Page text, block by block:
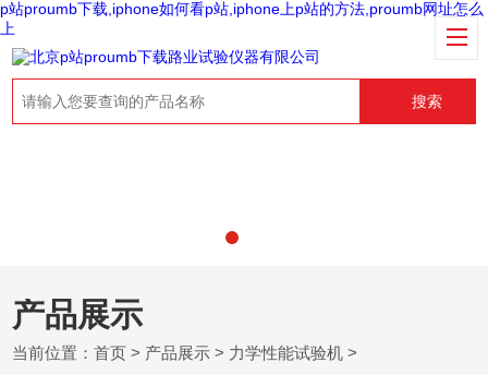
p站proumb下载,iphone如何看p站,iphone上p站的方法,proumb网址怎么
上
搜索
产品展示
当前位置：首页 > 产品展示 > 力学性能试验机 >